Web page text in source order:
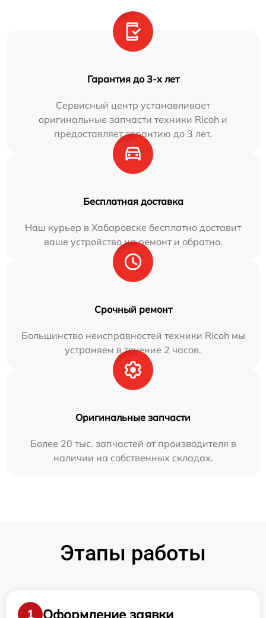
Гарантия до 3-х лет
Сервисный центр устанавливает
оригинальные запчасти техники Ricoh и
предоставляет гарантию до 3 лет.
Бесплатная доставка
Наш курьер в Хабаровске бесплатно доставит
ваше устройство на ремонт и обратно.
Срочный ремонт
Большинство неисправностей техники Ricoh мы
устраняем в течение 2 часов.
Оригинальные запчасти
Более 20 тыс. запчастей от производителя в
наличии на собственных складах.
Этапы работы
1 Оформление заявки